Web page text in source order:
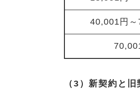
40,001円
（3）新契約と